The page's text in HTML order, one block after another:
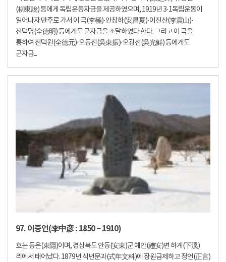
(柳東說) 등에게 독립운동자금을 제공하였으며, 1919년 3·1독립운동이
일어나자 만주로 가서 이 극(李極)·안창하(安昌夏)·이진산(李震山)·
전덕명(全德明) 등에게도 군자금을 조달하였다 한다. 그리고 이 극을
통하여 전덕원(全德元)·오동진(吳東振)·오광선(吳光鮮) 등에게도
군자금...
97. 이중언(李中彦 : 1850 ~ 1910)
호는 동은(東隱)이며, 경상북도 안동(安東)군 예안(禮安)면 하계(下溪)
리에서 태어났다. 1879년 식년문과(式年文科)에 장원급제하고 정언(正言)